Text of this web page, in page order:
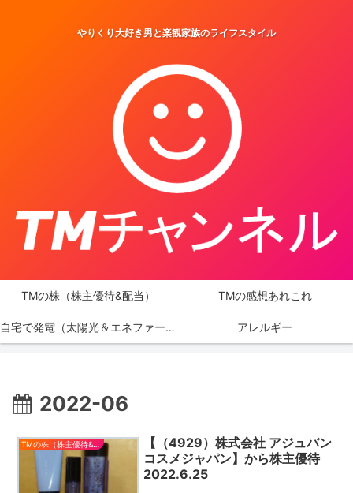
やりくり大好き男と楽観家族のライフスタイル
TMの株（株主優待&配当） TMの感想あれこれ
自宅で発電（太陽光＆エネファーム） アレルギー
2022-06
【（4929）株式会社 アジュバン
コスメジャパン】から株主優待
2022.6.25